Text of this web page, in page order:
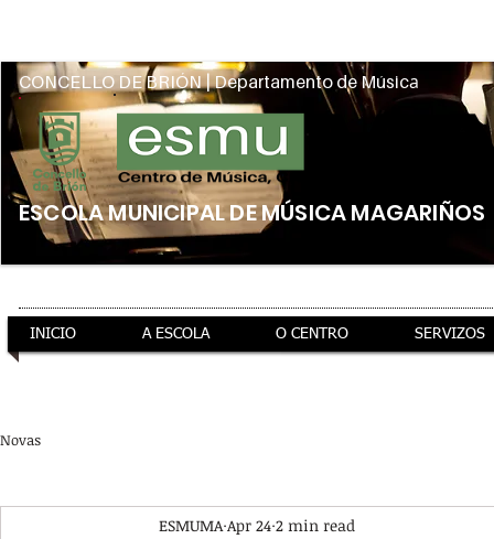
CONCELLO DE BRIÓN | Departamento de Música
ESCOLA MUNICIPAL DE MÚSICA MAGARIÑOS
INICIO A ESCOLA O CENTRO SERVIZOS
Novas
ESMUMA Apr 24 2 min read